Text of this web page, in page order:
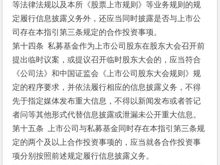
等法律法规以及本所《股票上市规则》等业务规则的规
定履行信息披露义务外，还应当同时披露是否与上市公
司存在本指引第三条规定的合作投资事项。
第十四条  私募基金作为上市公司股东在股东大会召开前
提出临时议案，或提议召开临时股东大会的，应当符合
《公司法》和中国证监会《上市公司股东大会规则》规
定的程序要求，并依法履行相应的信息披露义务，不得
先于指定媒体发布重大信息，不得以新闻发布或者答记
者问等其他形式代替信息披露或泄漏未公开重大信息。
第十五条  上市公司与私募基金同时存在本指引第三条规
定的两个及以上合作投资事项的，应当就各合作投资事
项分别按照前述规定履行信息披露义务。